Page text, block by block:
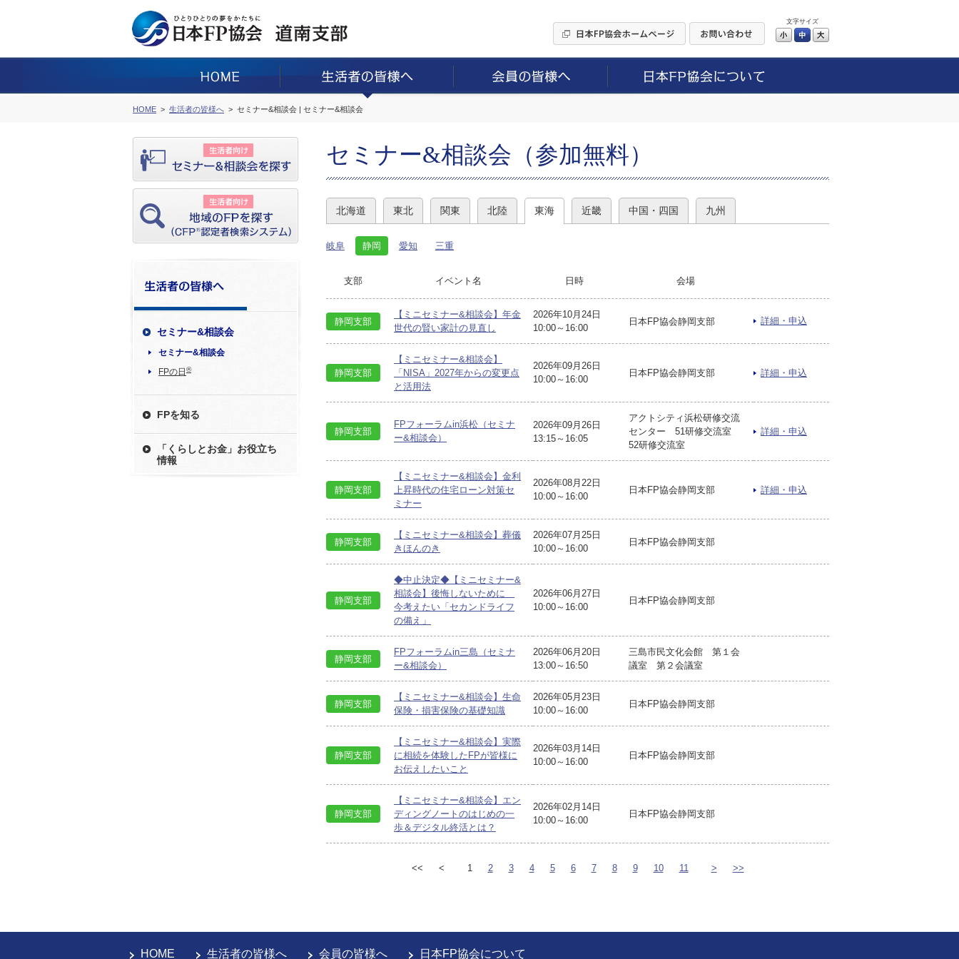
文字サイズ
小 中
HOME 生活者の皆様へ セミナー&相談会 | セミナー&相談会
セミナー&相談会
セミナー&相談会
FPの日 ®
FPを知る
「くらしとお金」お役立ち
情報
セミナー&相談会（参加無料）
北海道 東北 関東 北陸 東海 近畿 中国・四国 九州
岐阜 静岡 愛知 三重
支部 イベント名 日時 会場
静岡支部
【ミニセミナー&相談会】年金
世代の賢い家計の見直し
2026年10月24日
10:00～16:00
日本FP協会静岡支部 詳細・申込
静岡支部
【ミニセミナー&相談会】
「NISA」2027年からの変更点
と活用法
2026年09月26日
10:00～16:00
日本FP協会静岡支部 詳細・申込
静岡支部
FPフォーラムin浜松（セミナ
ー&相談会）
2026年09月26日
13:15～16:05
アクトシティ浜松研修交流
センター 51研修交流室
52研修交流室
詳細・申込
静岡支部
【ミニセミナー&相談会】金利
上昇時代の住宅ローン対策セ
ミナー
2026年08月22日
10:00～16:00
日本FP協会静岡支部 詳細・申込
静岡支部
【ミニセミナー&相談会】葬儀
きほんのき
2026年07月25日
10:00～16:00
日本FP協会静岡支部
静岡支部
◆中止決定◆【ミニセミナー&
相談会】後悔しないために
今考えたい「セカンドライフ
の備え」
2026年06月27日
10:00～16:00
日本FP協会静岡支部
静岡支部
FPフォーラムin三島（セミナ
ー&相談会）
2026年06月20日
13:00～16:50
三島市民文化会館 第１会
議室 第２会議室
静岡支部
【ミニセミナー&相談会】生命
保険・損害保険の基礎知識
2026年05月23日
10:00～16:00
日本FP協会静岡支部
静岡支部
【ミニセミナー&相談会】実際
に相続を体験したFPが皆様に
お伝えしたいこと
2026年03月14日
10:00～16:00
日本FP協会静岡支部
静岡支部
【ミニセミナー&相談会】エン
ディングノートのはじめの一
歩＆デジタル終活とは？
2026年02月14日
10:00～16:00
日本FP協会静岡支部
<< < 1 2 3 4 5 6 7 8 9 10 11 > >>
HOME 生活者の皆様へ 会員の皆様へ 日本FP協会について